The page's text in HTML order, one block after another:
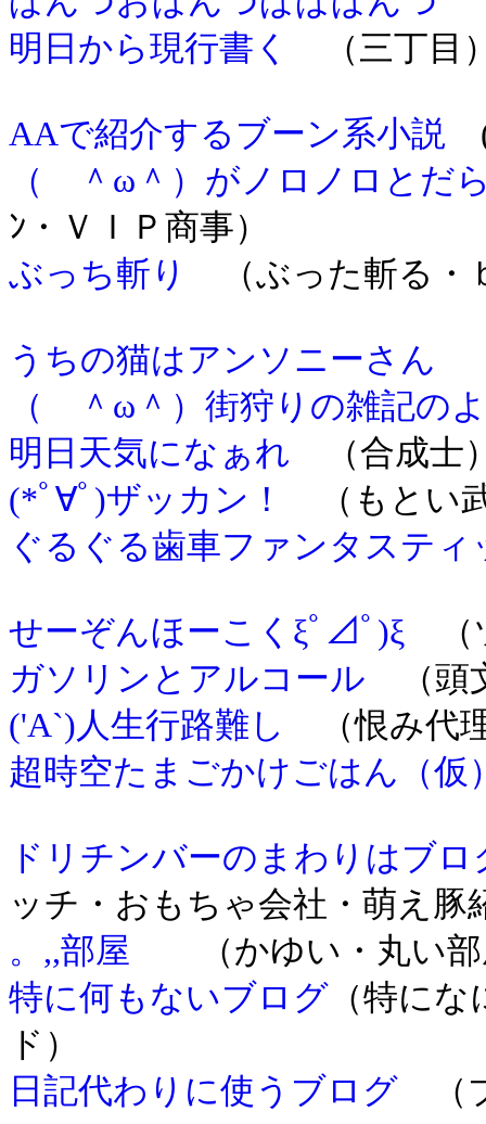
明日から現行書く
（三丁目
AAで紹介するブーン系小説 (
（ ＾ω＾）がノロノロと
ﾝ・ＶＩＰ商事）
ぶっち斬り
（ぶった斬る・
うちの猫はアンソニーさん
（ ＾ω＾）街狩りの雑記の
明日天気になぁれ （合成士
(*ﾟ∀ﾟ)ザッカン！
（もとい
ぐるぐる歯車ファンタスティ
せーぞんほーこくξﾟ⊿ﾟ)ξ （
ガソリンとアルコール （頭
('A`)人生行路難し
（恨み代
超時空たまごかけごはん（仮
ドリチンバーのまわりはブ
ッチ・おもちゃ会社・萌え豚
。,,部屋 （かゆい・丸い部
特に何もないブログ （特に
ド）
日記代わりに使うブログ （